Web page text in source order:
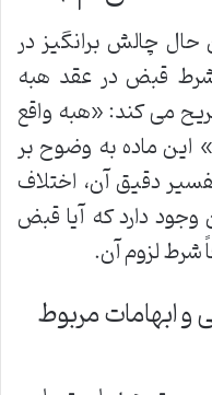
چالش برانگیز در
قبض در عقد هبه
تصریح می کند: «هبه واقع
ماده به وضوح بر
دقیق آن، اختلاف
وجود دارد که آیا قبض
لزوم آن.
مدنی و ابهامات مربوط